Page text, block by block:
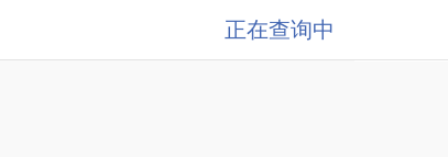
正在查询中